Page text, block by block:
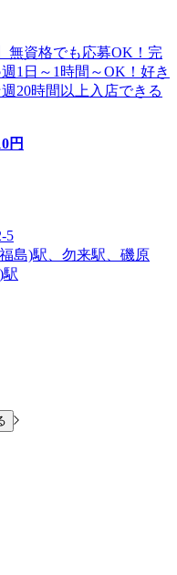
無資格でも応募OK！完
1日～1時間～OK！好き
20時間以上入店できる
円
5
島)駅、勿来駅、磯原
駅